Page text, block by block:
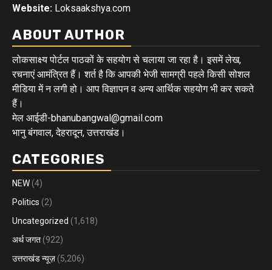
Website: Loksaakshya.com
ABOUT AUTHOR
लोकसाक्ष्य पोर्टल पाठकों के सहयोग से चलाया जा रहा है। इसमें लेख,
रचनाएं आमंत्रित हैं। शर्त है कि आपकी भेजी सामग्री पहले किसी सोशल
मीडिया में न लगी हो। आप विज्ञापन व अन्य आर्थिक सहयोग भी कर सकते
हैं।
मेल आईडी-bhanubangwal@gmail.com
भानु बंगवाल, देहरादून, उत्तराखंड।
CATEGORIES
NEW (4)
Politics (2)
Uncategorized (1,618)
अर्थ जगत (922)
उत्तराखंड न्यूज़ (5,206)